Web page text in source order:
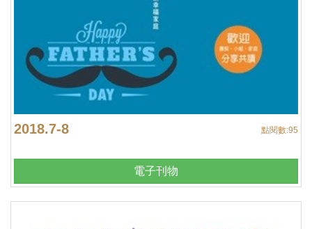
2018.7-8 點閱數:95
電子刊物